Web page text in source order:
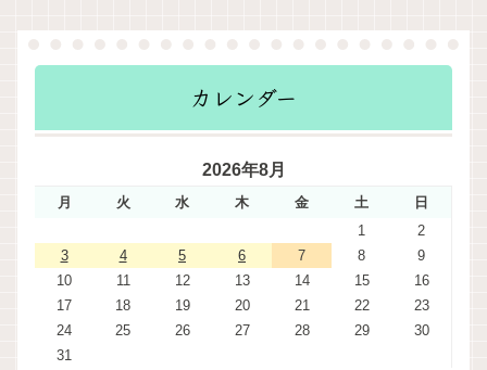
カレンダー
2026年8月
月 火 水 木 金 土
日
1
2
3
4 5 6 7 8
9
10
11 12 13 14 15
16
17
18 19 20 21 22
23
24
25 26 27 28 29
30
31